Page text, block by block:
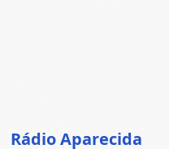
Rádio Aparecida